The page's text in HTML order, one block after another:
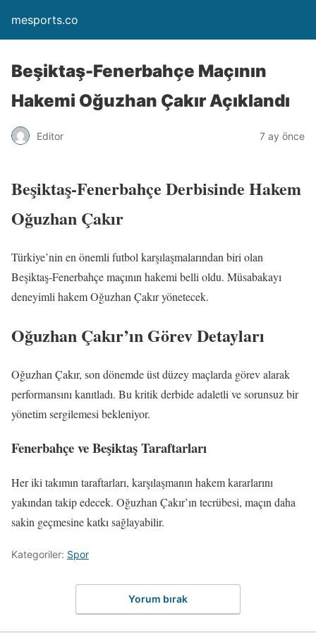
mesports.co
Beşiktaş-Fenerbahçe Maçının
Hakemi Oğuzhan Çakır Açıklandı
Editor 7 ay önce
Beşiktaş-Fenerbahçe Derbisinde Hakem
Oğuzhan Çakır
Türkiye’nin en önemli futbol karşılaşmalarından biri olan
Beşiktaş-Fenerbahçe maçının hakemi belli oldu. Müsabakayı
deneyimli hakem Oğuzhan Çakır yönetecek.
Oğuzhan Çakır’ın Görev Detayları
Oğuzhan Çakır, son dönemde üst düzey maçlarda görev alarak
performansını kanıtladı. Bu kritik derbide adaletli ve sorunsuz bir
yönetim sergilemesi bekleniyor.
Fenerbahçe ve Beşiktaş Taraftarları
Her iki takımın taraftarları, karşılaşmanın hakem kararlarını
yakından takip edecek. Oğuzhan Çakır’ın tecrübesi, maçın daha
sakin geçmesine katkı sağlayabilir.
Kategoriler: Spor
Yorum bırak